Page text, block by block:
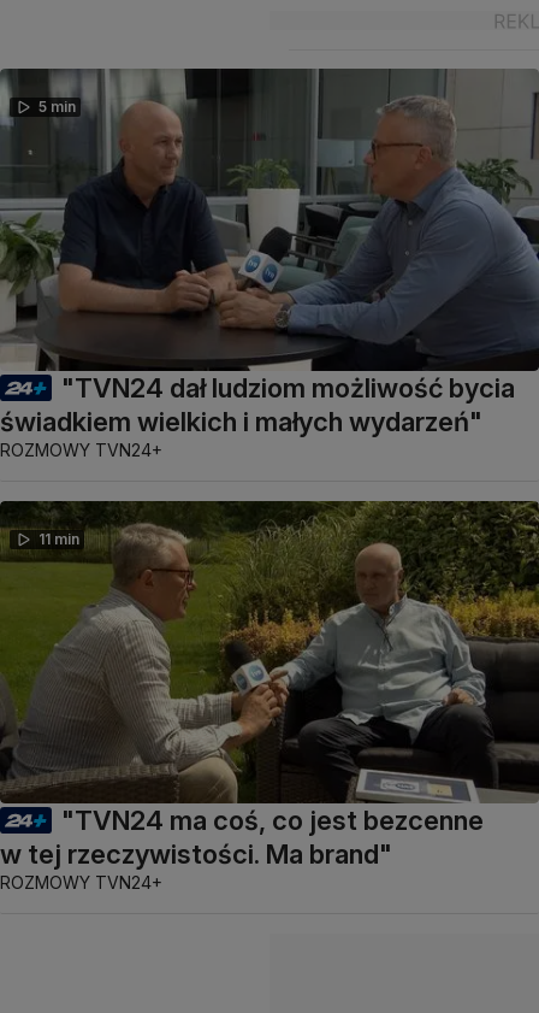
5 min
"TVN24 dał ludziom możliwość bycia
świadkiem wielkich i małych wydarzeń"
ROZMOWY TVN24+
11 min
"TVN24 ma coś, co jest bezcenne
w tej rzeczywistości. Ma brand"
ROZMOWY TVN24+